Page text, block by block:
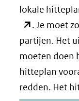
lokale
. Je moet
partijen. Het
moeten doen
hitteplan
redden. Het